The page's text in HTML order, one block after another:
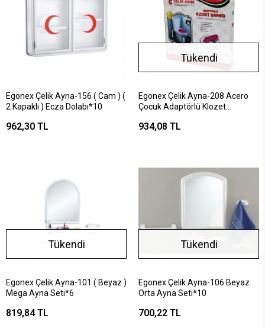
Egonex Çelik Ayna-156 ( Cam ) (
2 Kapaklı ) Ecza Dolabı*10
962,30 TL
Tükendi
Egonex Çelik Ayna-208 Acero
Çocuk Adaptörlü Klozet
934,08 TL
Tükendi
Egonex Çelik Ayna-101 ( Beyaz )
Mega Ayna Seti*6
819,84 TL
Tükendi
Egonex Çelik Ayna-106 Beyaz
Orta Ayna Seti*10
700,22 TL